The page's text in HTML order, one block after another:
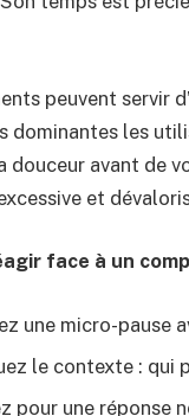
peuvent servir
dominantes les
douceur avant de
et
face à un
une micro-pause
le contexte : qui
pour une réponse